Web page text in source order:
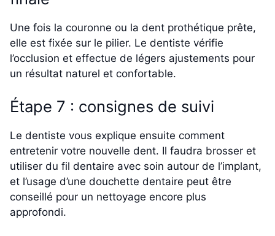
Une fois la couronne ou la dent prothétique prête,
elle est fixée sur le pilier. Le dentiste vérifie
l’occlusion et effectue de légers ajustements pour
un résultat naturel et confortable.
Étape 7 : consignes de suivi
Le dentiste vous explique ensuite comment
entretenir votre nouvelle dent. Il faudra brosser et
utiliser du fil dentaire avec soin autour de l’implant,
et l’usage d’une douchette dentaire peut être
conseillé pour un nettoyage encore plus
approfondi.